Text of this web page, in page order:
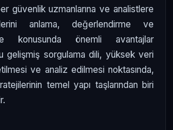
güvenlik uzmanlarına ve analistlere
anlama, değerlendirme ve
konusunda önemli avantajlar
gelişmiş sorgulama dili, yüksek veri
ve analiz edilmesi noktasında,
temel yapı taşlarından biri